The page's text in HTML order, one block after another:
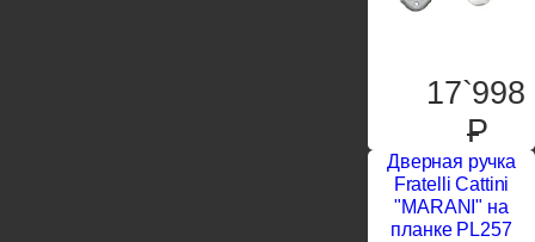
17`998
P
Дверная ручка
Fratelli Cattini
"MARANI" на
планке PL257